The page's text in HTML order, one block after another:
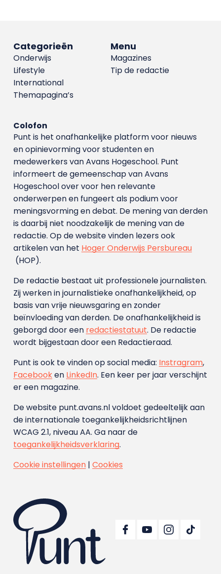
Menu
Magazines
Tip de redactie
Categorieën
Onderwijs
Lifestyle
International
Themapagina’s
Colofon
Punt is het onafhankelijke platform voor nieuws
en opinievorming voor studenten en
medewerkers van Avans Hoge­school. Punt
informeert de gemeenschap van Avans
Hogeschool over voor hen relevante
onderwerpen en fungeert als podium voor
meningsvorming en debat. De mening van derden
is daarbij niet noodzakelijk de mening van de
redactie. Op de website vinden lezers ook
artikelen van het Hoger Onderwijs Persbureau
(HOP).
De redactie bestaat uit professionele journalisten.
Zij werken in journalistieke onafhankelijkheid, op
basis van vrije nieuwsgaring en zonder
beïnvloeding van derden. De onafhankelijkheid is
geborgd door een redactiestatuut. De redactie
wordt bijgestaan door een Redactieraad.
Punt is ook te vinden op social media: Instragram,
Facebooken LinkedIn. Een keer per jaar verschijnt
er een magazine.
De website punt.avans.nl voldoet gedeeltelijk aan
de internationale toegankelijkheidsrichtlijnen
WCAG 2.1, niveau AA. Ga naar de
toegankelijkheidsverklaring.
Cookie instellingen| Cookies